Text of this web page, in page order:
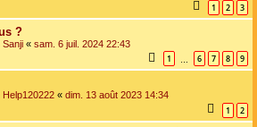
1 2 3
?
Sanji « sam. 6 juil. 2024 22:43
1 6 7 8 9
Help120222 « dim. 13 août 2023 14:34
1 2